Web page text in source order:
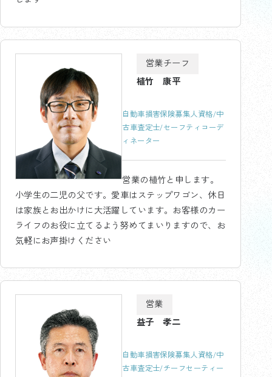
営業チーフ
植竹 康平
自動車損害保険募集人資格/中
古車査定士/セーフティコーデ
ィネーター
営業の植竹と申します。
小学生の二児の父です。愛車はステップワゴン、休日
は家族とお出かけに大活躍しています。お客様のカー
ライフのお役に立てるよう努めてまいりますので、お
気軽にお声掛けください
営業
益子 孝二
自動車損害保険募集人資格/中
古車査定士/チーフセーティー